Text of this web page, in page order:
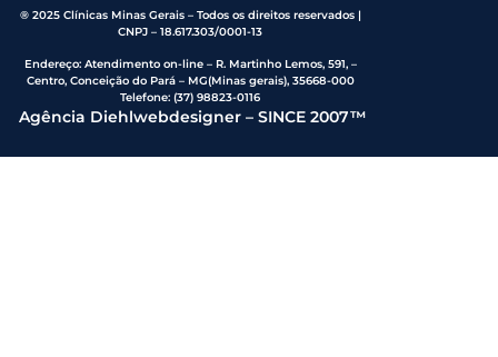
® 2025 Clínicas Minas Gerais – Todos os direitos reservados |
CNPJ – 18.617.303/0001-13
Endereço: Atendimento on-line – R. Martinho Lemos, 591, –
Centro, Conceição do Pará – MG(Minas gerais), 35668-000
Telefone:(37) 98823-0116
Agência Diehlwebdesigner – SINCE 2007™